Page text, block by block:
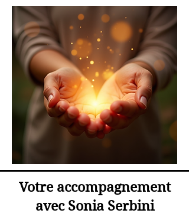
Votre accompagnement
avec Sonia Serbini